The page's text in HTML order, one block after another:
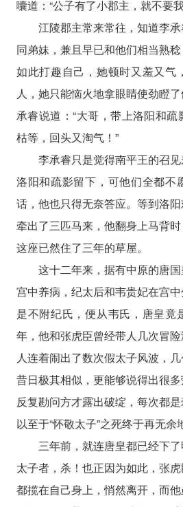
囔道：“公子有了小郡主，就不要
江陵郡主常来常往，知道李
同弟妹，兼且早已和他们相当熟
如此打趣自己，她顿时又羞又气
人，她只能恼火地拿眼睛使劲瞪
承睿说道：“大哥，带上洛阳和
枯等，回头又淘气！”
李承睿只是觉得南平王的召
洛阳和疏影留下，可他们全都不
话，他也只得无奈答应。等到洛
牵出了三匹马来，他翻身上马背
这座已然住了三年的草屋。
这十二年来，据有中原的唐
宫中养病，纪太后和韦贵妃在宫
是不附纪氏，便从韦氏，唐皇竟
年，他和张虎臣曾经带人几次冒
人连着闹出了数次假太子风波，
昔日极其相似，更能够说得出很
反复勘问方才露出破绽，每次都
以至于“怀敬太子”之死终于再无余
三年前，就连唐皇都已经下
太子者，杀！也正因为如此，张
都揽在自己身上，悄然离开，而